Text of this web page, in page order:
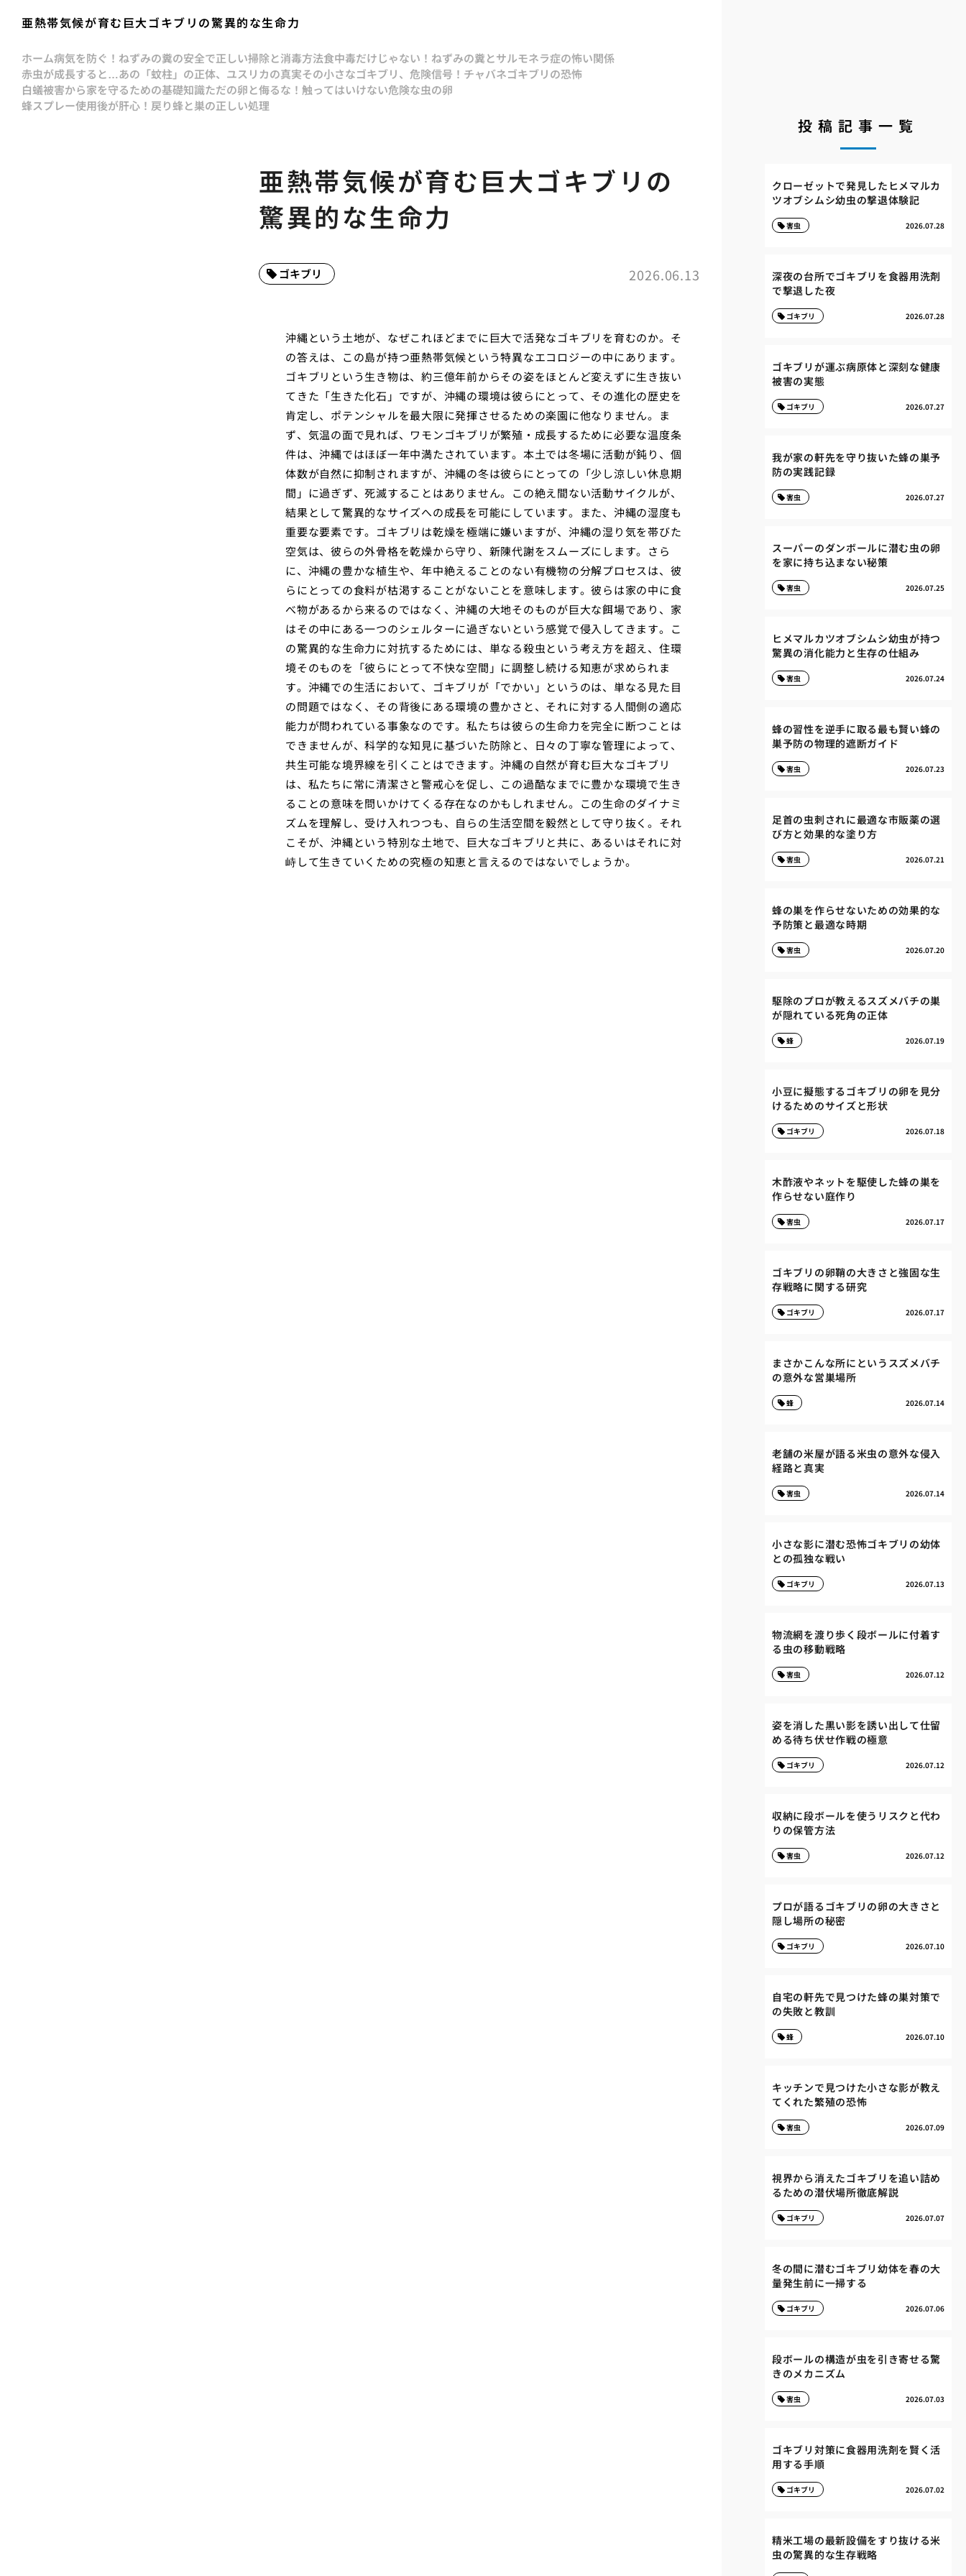
亜熱帯気候が育む巨大ゴキブリの驚異的な生命力
ホーム病気を防ぐ！ねずみの糞の安全で正しい掃除と消毒方法食中毒だけじゃない！ねずみの糞とサルモネラ症の怖い関係
赤虫が成長すると…あの「蚊柱」の正体、ユスリカの真実その小さなゴキブリ、危険信号！チャバネゴキブリの恐怖
白蟻被害から家を守るための基礎知識ただの卵と侮るな！触ってはいけない危険な虫の卵
蜂スプレー使用後が肝心！戻り蜂と巣の正しい処理
亜熱帯気候が育む巨大ゴキブリの
驚異的な生命力
2026.06.13
ゴキブリ
沖縄という土地が、なぜこれほどまでに巨大で活発なゴキブリを育むのか。そ
の答えは、この島が持つ亜熱帯気候という特異なエコロジーの中にあります。
ゴキブリという生き物は、約三億年前からその姿をほとんど変えずに生き抜い
てきた「生きた化石」ですが、沖縄の環境は彼らにとって、その進化の歴史を
肯定し、ポテンシャルを最大限に発揮させるための楽園に他なりません。ま
ず、気温の面で見れば、ワモンゴキブリが繁殖・成長するために必要な温度条
件は、沖縄ではほぼ一年中満たされています。本土では冬場に活動が鈍り、個
体数が自然に抑制されますが、沖縄の冬は彼らにとっての「少し涼しい休息期
間」に過ぎず、死滅することはありません。この絶え間ない活動サイクルが、
結果として驚異的なサイズへの成長を可能にしています。また、沖縄の湿度も
重要な要素です。ゴキブリは乾燥を極端に嫌いますが、沖縄の湿り気を帯びた
空気は、彼らの外骨格を乾燥から守り、新陳代謝をスムーズにします。さら
に、沖縄の豊かな植生や、年中絶えることのない有機物の分解プロセスは、彼
らにとっての食料が枯渇することがないことを意味します。彼らは家の中に食
べ物があるから来るのではなく、沖縄の大地そのものが巨大な餌場であり、家
はその中にある一つのシェルターに過ぎないという感覚で侵入してきます。こ
の驚異的な生命力に対抗するためには、単なる殺虫という考え方を超え、住環
境そのものを「彼らにとって不快な空間」に調整し続ける知恵が求められま
す。沖縄での生活において、ゴキブリが「でかい」というのは、単なる見た目
の問題ではなく、その背後にある環境の豊かさと、それに対する人間側の適応
能力が問われている事象なのです。私たちは彼らの生命力を完全に断つことは
できませんが、科学的な知見に基づいた防除と、日々の丁寧な管理によって、
共生可能な境界線を引くことはできます。沖縄の自然が育む巨大なゴキブリ
は、私たちに常に清潔さと警戒心を促し、この過酷なまでに豊かな環境で生き
ることの意味を問いかけてくる存在なのかもしれません。この生命のダイナミ
ズムを理解し、受け入れつつも、自らの生活空間を毅然として守り抜く。それ
こそが、沖縄という特別な土地で、巨大なゴキブリと共に、あるいはそれに対
峙して生きていくための究極の知恵と言えるのではないでしょうか。
投稿記事一覧
クローゼットで発見したヒメマルカ
ツオブシムシ幼虫の撃退体験記
2026.07.28
害虫
深夜の台所でゴキブリを食器用洗剤
で撃退した夜
2026.07.28
ゴキブリ
ゴキブリが運ぶ病原体と深刻な健康
被害の実態
2026.07.27
ゴキブリ
我が家の軒先を守り抜いた蜂の巣予
防の実践記録
2026.07.27
害虫
スーパーのダンボールに潜む虫の卵
を家に持ち込まない秘策
2026.07.25
害虫
ヒメマルカツオブシムシ幼虫が持つ
驚異の消化能力と生存の仕組み
2026.07.24
害虫
蜂の習性を逆手に取る最も賢い蜂の
巣予防の物理的遮断ガイド
2026.07.23
害虫
足首の虫刺されに最適な市販薬の選
び方と効果的な塗り方
2026.07.21
害虫
蜂の巣を作らせないための効果的な
予防策と最適な時期
2026.07.20
害虫
駆除のプロが教えるスズメバチの巣
が隠れている死角の正体
2026.07.19
蜂
小豆に擬態するゴキブリの卵を見分
けるためのサイズと形状
2026.07.18
ゴキブリ
木酢液やネットを駆使した蜂の巣を
作らせない庭作り
2026.07.17
害虫
ゴキブリの卵鞘の大きさと強固な生
存戦略に関する研究
2026.07.17
ゴキブリ
まさかこんな所にというスズメバチ
の意外な営巣場所
2026.07.14
蜂
老舗の米屋が語る米虫の意外な侵入
経路と真実
2026.07.14
害虫
小さな影に潜む恐怖ゴキブリの幼体
との孤独な戦い
2026.07.13
ゴキブリ
物流網を渡り歩く段ボールに付着す
る虫の移動戦略
2026.07.12
害虫
姿を消した黒い影を誘い出して仕留
める待ち伏せ作戦の極意
2026.07.12
ゴキブリ
収納に段ボールを使うリスクと代わ
りの保管方法
2026.07.12
害虫
プロが語るゴキブリの卵の大きさと
隠し場所の秘密
2026.07.10
ゴキブリ
自宅の軒先で見つけた蜂の巣対策で
の失敗と教訓
2026.07.10
蜂
キッチンで見つけた小さな影が教え
てくれた繁殖の恐怖
2026.07.09
害虫
視界から消えたゴキブリを追い詰め
るための潜伏場所徹底解説
2026.07.07
ゴキブリ
冬の間に潜むゴキブリ幼体を春の大
量発生前に一掃する
2026.07.06
ゴキブリ
段ボールの構造が虫を引き寄せる驚
きのメカニズム
2026.07.03
害虫
ゴキブリ対策に食器用洗剤を賢く活
用する手順
2026.07.02
ゴキブリ
精米工場の最新設備をすり抜ける米
虫の驚異的な生存戦略